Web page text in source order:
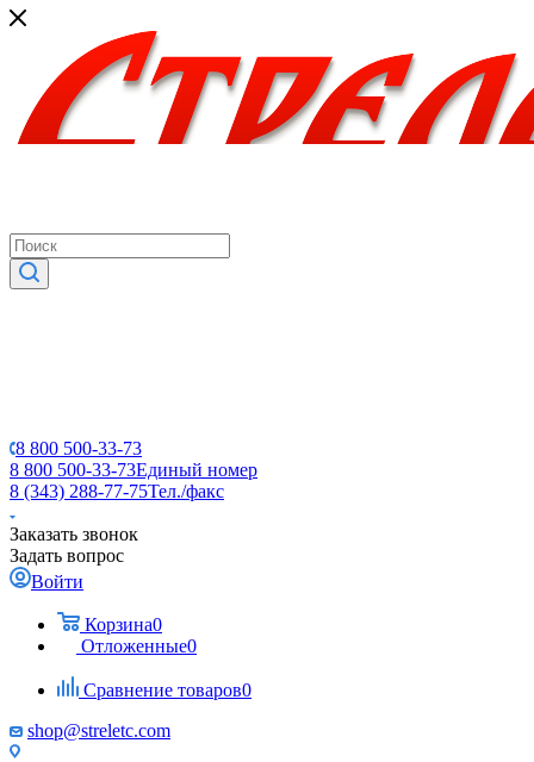
8 800 500-33-73
8 800 500-33-73Единый номер
8 (343) 288-77-75Тел./факс
Заказать звонок
Задать вопрос
Войти
Корзина0
Отложенные0
Сравнение товаров0
shop@streletc.com